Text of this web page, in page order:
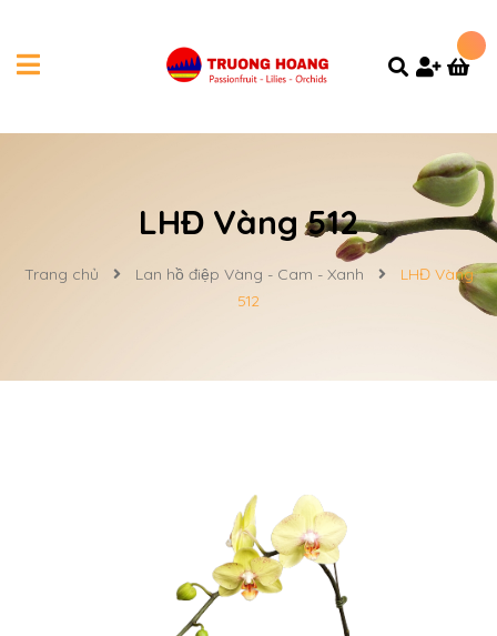
LHĐ Vàng 512
Trang chủ Lan hồ điệp Vàng - Cam - Xanh
LHĐ Vàng
512